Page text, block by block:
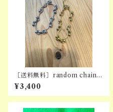
［送料無料］random chain b
racelet
¥3,400